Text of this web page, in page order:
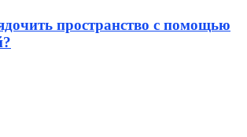
пространство с помощью